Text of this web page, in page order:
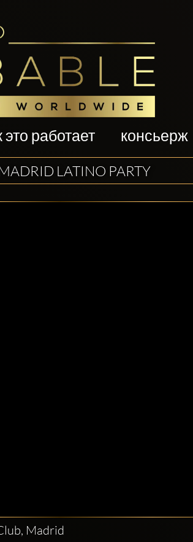
это работает консьерж
LATINO PARTY
Madrid